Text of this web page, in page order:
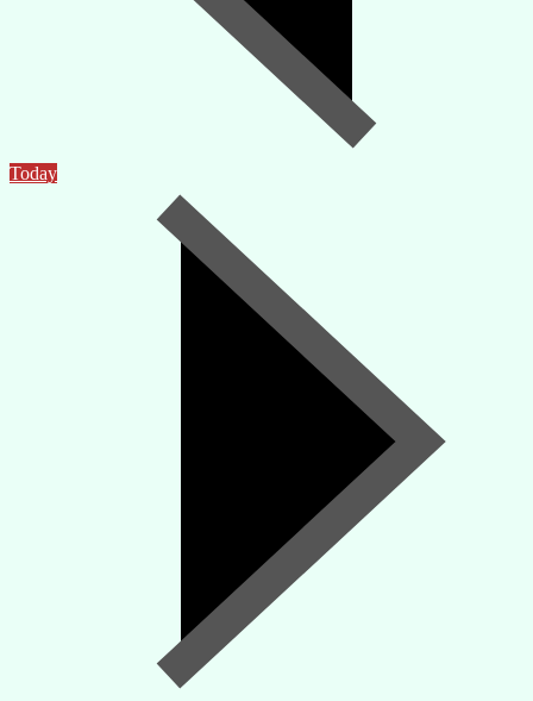
Today